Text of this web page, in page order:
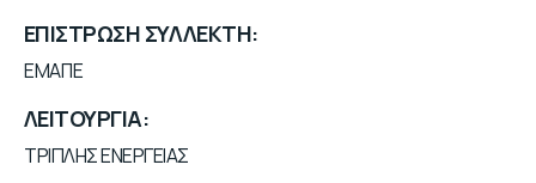
ΕΠΙΣΤΡΩΣΗ ΣΥΛΛΕΚΤΗ
ΕΜΑΓΙΕ
ΛΕΙΤΟΥΡΓΙΑ
ΤΡΙΠΛΗΣ ΕΝΕΡΓΕΙΑΣ